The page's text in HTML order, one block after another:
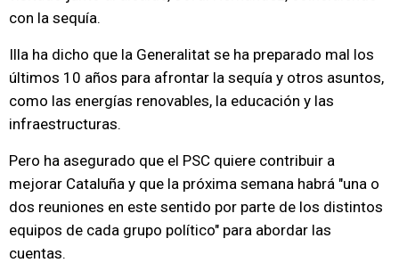
con la sequía.
Illa ha dicho que la Generalitat se ha preparado mal los
últimos 10 años para afrontar la sequía y otros asuntos,
como las energías renovables, la educación y las
infraestructuras.
Pero ha asegurado que el PSC quiere contribuir a
mejorar Cataluña y que la próxima semana habrá "una o
dos reuniones en este sentido por parte de los distintos
equipos de cada grupo político" para abordar las
cuentas.